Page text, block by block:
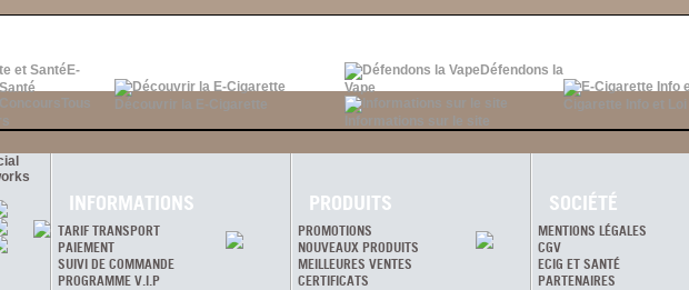
E-
Tous
Découvrir la E-Cigarette
Défendons la
Vape
Informations sur le site
Cigarette Info et Loi
INFORMATIONS
TARIF TRANSPORT
PAIEMENT
SUIVI DE COMMANDE
PROGRAMME V.I.P
PRODUITS
PROMOTIONS
NOUVEAUX PRODUITS
MEILLEURES VENTES
CERTIFICATS
SOCIÉTÉ
MENTIONS LÉGALES
CGV
ECIG ET SANTÉ
PARTENAIRES